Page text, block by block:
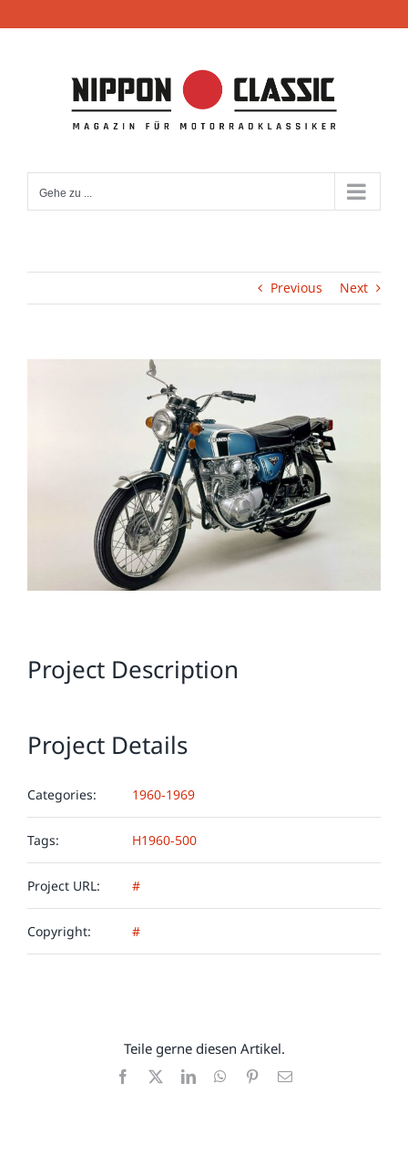
Inhalt
Gehe zu ...
Previous Next
Project Description
Project Details
Categories: 1960-1969
Tags: H1960-500
Project URL: #
Copyright: #
Teile gerne diesen Artikel.
Facebook LinkedInWhatsApp
Pinterest
E-